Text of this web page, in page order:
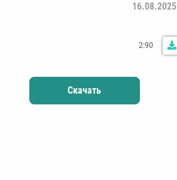
16.08.2025
2:90
Скачать